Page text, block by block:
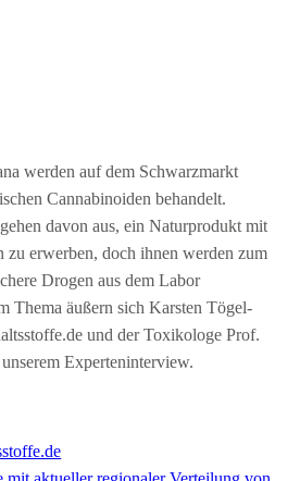
werden auf dem Schwarzmarkt
Cannabinoiden behandelt.
davon aus, ein Naturprodukt mit
zu erwerben, doch ihnen werden zum
Drogen aus dem Labor
Thema äußern sich Karsten Tögel-
und der Toxikologe Prof.
Experteninterview.